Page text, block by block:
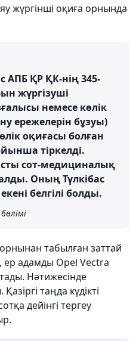
жүргінші оқиға орнында
АПБ ҚР ҚК-нің 345-
жүргізуші
немесе көлік
ережелерін бұзуы)
оқиғасы болған
тіркелді.
сот-медициналық
Оның Түлкібас
белгілі болды.
табылған заттай
ер адамды Opel Vectra
Нәтижесінде
таңда күдікті
дейінгі тергеу